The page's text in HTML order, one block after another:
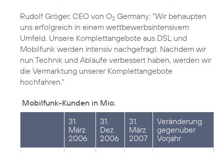
Rudolf Gröger, CEO von O2 Germany: "Wir behaupten
uns erfolgreich in einem wettbewerbsintensivem
Umfeld. Unsere Komplettangebote aus DSL und
Mobilfunk werden intensiv nachgefragt. Nachdem wir
nun Technik und Abläufe verbessert haben, werden wir
die Vermarktung unserer Komplettangebote
hochfahren."
Mobilfunk-Kunden in Mio.
31.
März
2006
31.
Dez.
2006
31.
März
2007
Veränderung
gegenüber
Vorjahr